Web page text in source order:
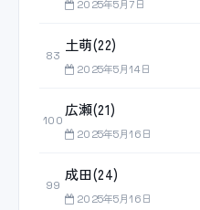
2025年5月7日
83
土萌(22)
2025年5月14日
100
広瀬(21)
2025年5月16日
99
成田(24)
2025年5月16日